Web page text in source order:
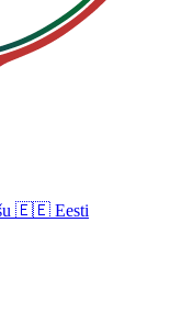
🇪🇪 Eesti